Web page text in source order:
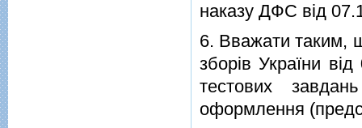
наказу ДФС від
6. Вважати таким,
зборів України
тестових
оформлення